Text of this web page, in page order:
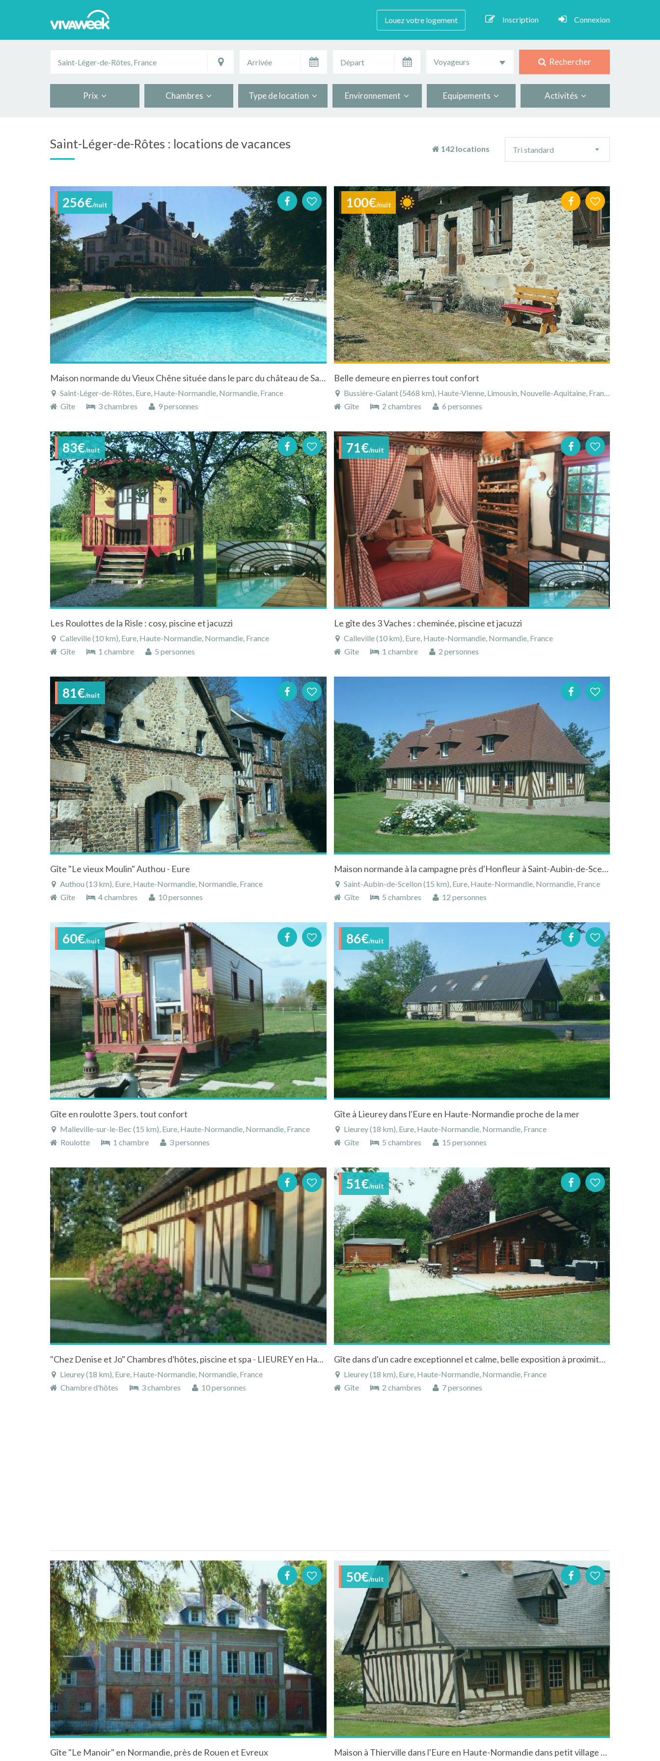
Louez votre logement Inscription Connexion
Voyageurs Rechercher
Prix Chambres Type de location Environnement Equipements Activités
Saint-Léger-de-Rôtes : locations de vacances 142 locations
tri
Tri standard
256€/nuit
Maison normande du Vieux Chêne située dans le parc du château de Saint léger de Rôtes
Saint-Léger-de-Rôtes, Eure, Haute-Normandie, Normandie, France
Gîte
3 chambres 9 personnes
100€/nuit
Belle demeure en pierres tout confort
Bussière-Galant (5468 km), Haute-Vienne, Limousin, Nouvelle-Aquitaine, France
Gîte
2 chambres 6 personnes
83€/nuit
Les Roulottes de la Risle : cosy, piscine et jacuzzi
Calleville (10 km), Eure, Haute-Normandie, Normandie, France
Gîte
1 chambre 5 personnes
71€/nuit
Le gîte des 3 Vaches : cheminée, piscine et jacuzzi
Calleville (10 km), Eure, Haute-Normandie, Normandie, France
Gîte
1 chambre 2 personnes
81€/nuit
Gîte "Le vieux Moulin" Authou - Eure
Authou (13 km), Eure, Haute-Normandie, Normandie, France
Gîte
4 chambres 10 personnes
Maison normande à la campagne près d'Honfleur à Saint-Aubin-de-Scellon dans l'Eure en Normandie
Saint-Aubin-de-Scellon (15 km), Eure, Haute-Normandie, Normandie, France
Gîte
5 chambres 12 personnes
60€/nuit
Gîte en roulotte 3 pers. tout confort
Malleville-sur-le-Bec (15 km), Eure, Haute-Normandie, Normandie, France
Roulotte
1 chambre 3 personnes
86€/nuit
Gîte à Lieurey dans l'Eure en Haute-Normandie proche de la mer
Lieurey (18 km), Eure, Haute-Normandie, Normandie, France
Gîte
5 chambres 15 personnes
"Chez Denise et Jo" Chambres d'hôtes, piscine et spa - LIEUREY en Haute-Normandie
Lieurey (18 km), Eure, Haute-Normandie, Normandie, France
Chambre d'hôtes
3 chambres 10 personnes
51€/nuit
Gîte dans d'un cadre exceptionnel et calme, belle exposition à proximité de tous commerces.
Lieurey (18 km), Eure, Haute-Normandie, Normandie, France
Gîte
2 chambres 7 personnes
Gîte "Le Manoir" en Normandie, près de Rouen et Evreux
50€/nuit
Maison à Thierville dans l'Eure en Haute-Normandie dans petit village typiquement normand